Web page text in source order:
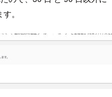
。